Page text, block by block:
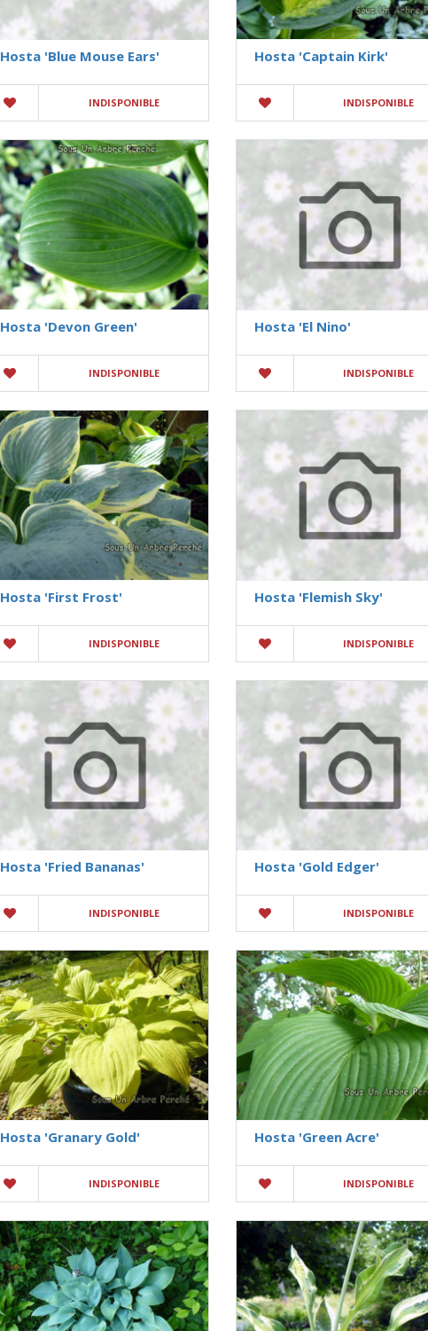
Hosta 'Blue Mouse Ears'
INDISPONIBLE
Hosta 'Captain Kirk'
INDISPONIBLE
Hosta 'Devon Green'
INDISPONIBLE
Hosta 'El Nino'
INDISPONIBLE
Hosta 'First Frost'
INDISPONIBLE
Hosta 'Flemish Sky'
INDISPONIBLE
Hosta 'Fried Bananas'
INDISPONIBLE
Hosta 'Gold Edger'
INDISPONIBLE
Hosta 'Granary Gold'
INDISPONIBLE
Hosta 'Green Acre'
INDISPONIBLE